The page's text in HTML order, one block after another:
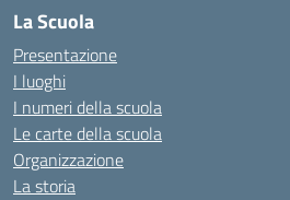
La Scuola
Presentazione
I luoghi
I numeri della scuola
Le carte della scuola
Organizzazione
La storia